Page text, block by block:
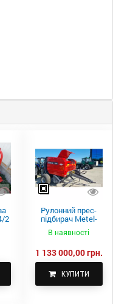
2
Рулонний прес-
підбирач Metel-
Fach Z 587
В наявності
1 133 000,00 грн.
КУПИТИ